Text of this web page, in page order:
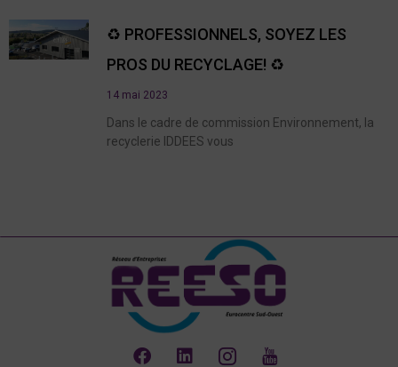
♻️ PROFESSIONNELS, SOYEZ LES
PROS DU RECYCLAGE! ♻️
14 mai 2023
Dans le cadre de commission Environnement, la
recyclerie IDDEES vous